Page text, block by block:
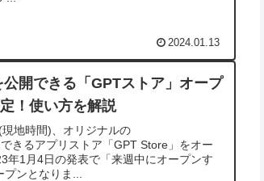
2024.01.13
開できる「GPTストア」オープ
！使い方を解説
地時間)、オリジナルの
きるアプリストア「GPT Store」をオー
年1月4日の発表で「来週中にオープンす
ンとなりま...